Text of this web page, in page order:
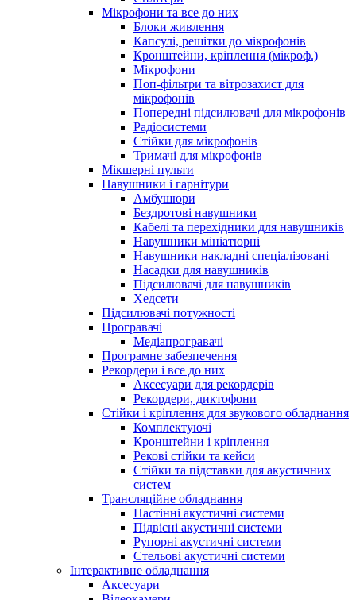
Мікрофони та все до них
Блоки живлення
Капсулі, решітки до мікрофонів
Кронштейни, кріплення (мікроф.)
Мікрофони
Поп-фільтри та вітрозахист для
мікрофонів
Попередні підсилювачі для мікрофонів
Радіосистеми
Стійки для мікрофонів
Тримачі для мікрофонів
Мікшерні пульти
Навушники і гарнітури
Амбушюри
Бездротові навушники
Кабелі та перехідники для навушників
Навушники мініатюрні
Навушники накладні спеціалізовані
Насадки для навушників
Підсилювачі для навушників
Хедсети
Підсилювачі потужності
Програвачі
Медіапрогравачі
Програмне забезпечення
Рекордери і все до них
Аксесуари для рекордерів
Рекордери, диктофони
Стійки і кріплення для звукового обладнання
Комплектуючі
Кронштейни і кріплення
Рекові стійки та кейси
Стійки та підставки для акустичних
систем
Трансляційне обладнання
Настінні акустичні системи
Підвісні акустичні системи
Рупорні акустичні системи
Стельові акустичні системи
Інтерактивне обладнання
Аксесуари